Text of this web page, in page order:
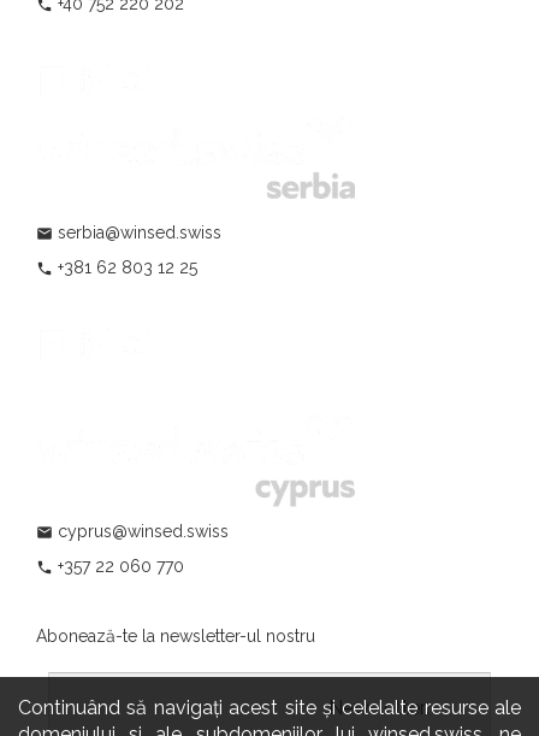
Continuând să navigați acest site și celelalte resurse ale
phone
mail serbia@winsed.swiss
phone +381 62 803 12 25
mail cyprus@winsed.swiss
phone +357 22 060 770
Abonează-te la newsletter-ul nostru
				                  	Newsletter: